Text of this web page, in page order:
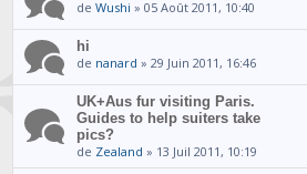
deWushi » 05 Août 2011, 10:40
hi
de nanard » 29 Juin 2011, 16:46
UK+Aus fur visiting Paris.
Guides to help suiters take
pics?
de Zealand » 13 Juil 2011, 10:19